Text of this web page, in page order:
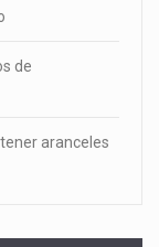
de
aranceles